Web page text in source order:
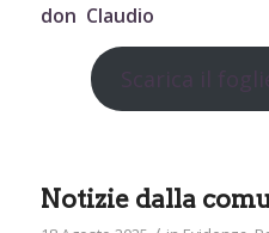
don Claudio
Notizie dalla